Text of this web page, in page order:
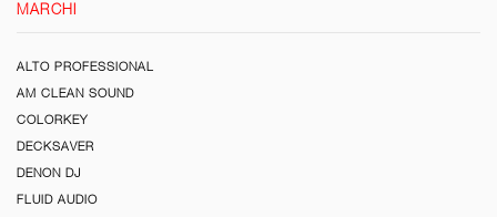
MARCHI
ALTO PROFESSIONAL
AM CLEAN SOUND
COLORKEY
DECKSAVER
DENON DJ
FLUID AUDIO